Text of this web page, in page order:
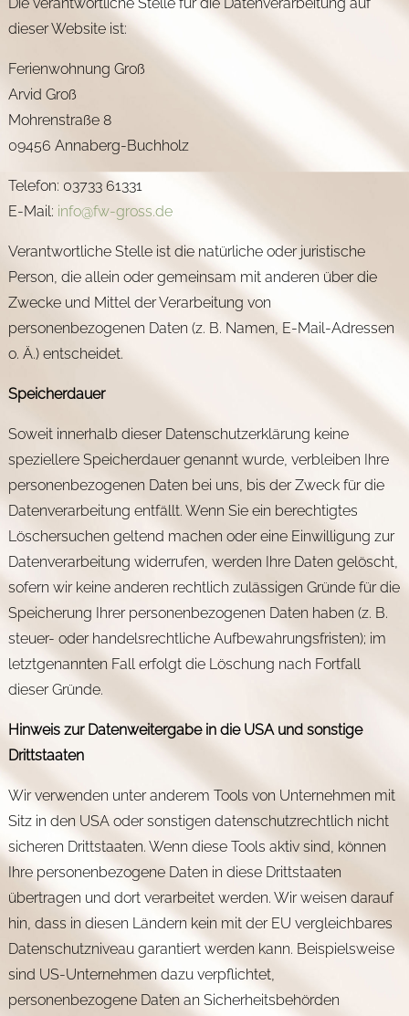
dieser Website ist:
Ferienwohnung Groß
Arvid Groß
Mohrenstraße 8
09456 Annaberg-Buchholz
Telefon: 03733 61331
E-Mail: info@fw-gross.de
Verantwortliche Stelle ist die natürliche oder juristische
Person, die allein oder gemeinsam mit anderen über die
Zwecke und Mittel der Verarbeitung von
personenbezogenen Daten (z. B. Namen, E-Mail-Adressen
o. Ä.) entscheidet.
Speicherdauer
Soweit innerhalb dieser Datenschutzerklärung keine
speziellere Speicherdauer genannt wurde, verbleiben Ihre
personenbezogenen Daten bei uns, bis der Zweck für die
Datenverarbeitung entfällt. Wenn Sie ein berechtigtes
Löschersuchen geltend machen oder eine Einwilligung zur
Datenverarbeitung widerrufen, werden Ihre Daten gelöscht,
sofern wir keine anderen rechtlich zulässigen Gründe für die
Speicherung Ihrer personenbezogenen Daten haben (z. B.
steuer- oder handelsrechtliche Aufbewahrungsfristen); im
letztgenannten Fall erfolgt die Löschung nach Fortfall
dieser Gründe.
Hinweis zur Datenweitergabe in die USA und sonstige
Drittstaaten
Wir verwenden unter anderem Tools von Unternehmen mit
Sitz in den USA oder sonstigen datenschutzrechtlich nicht
sicheren Drittstaaten. Wenn diese Tools aktiv sind, können
Ihre personenbezogene Daten in diese Drittstaaten
übertragen und dort verarbeitet werden. Wir weisen darauf
hin, dass in diesen Ländern kein mit der EU vergleichbares
Datenschutzniveau garantiert werden kann. Beispielsweise
sind US-Unternehmen dazu verpflichtet,
personenbezogene Daten an Sicherheitsbehörden